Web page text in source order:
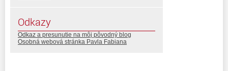
Odkazy
Odkaz a presunutie na môj pôvodný blog
Osobná webová stránka Pavla Fabiana